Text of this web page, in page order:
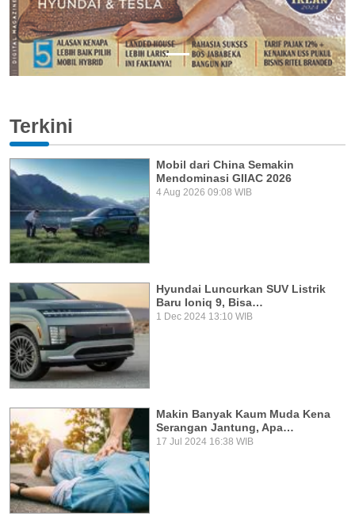
Terkini
Mobil dari China Semakin
Mendominasi GIIAC 2026
4 Aug 2026 09:08 WIB
Hyundai Luncurkan SUV Listrik
Baru Ioniq 9, Bisa…
1 Dec 2024 13:10 WIB
Makin Banyak Kaum Muda Kena
Serangan Jantung, Apa…
17 Jul 2024 16:38 WIB